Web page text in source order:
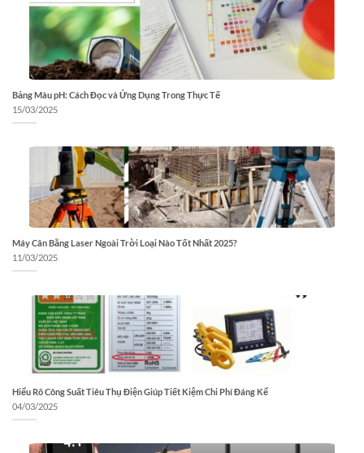
Bảng Màu pH: Cách Đọc và Ứng Dụng Trong Thực Tế
15/03/2025
Máy Cân Bằng Laser Ngoài Trời Loại Nào Tốt Nhất 2025?
11/03/2025
Hiểu Rõ Công Suất Tiêu Thụ Điện Giúp Tiết Kiệm Chi Phí Đáng Kể
04/03/2025